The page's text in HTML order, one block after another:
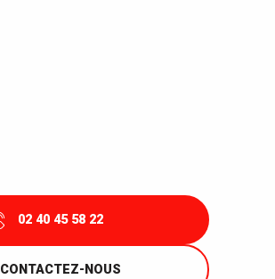
02 40 45 58 22
CONTACTEZ-NOUS